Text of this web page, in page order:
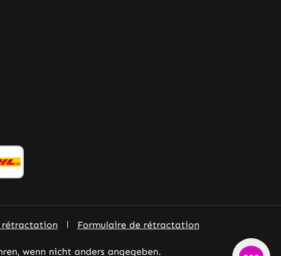
Formulaire de rétractation
wenn nicht anders angegeben.